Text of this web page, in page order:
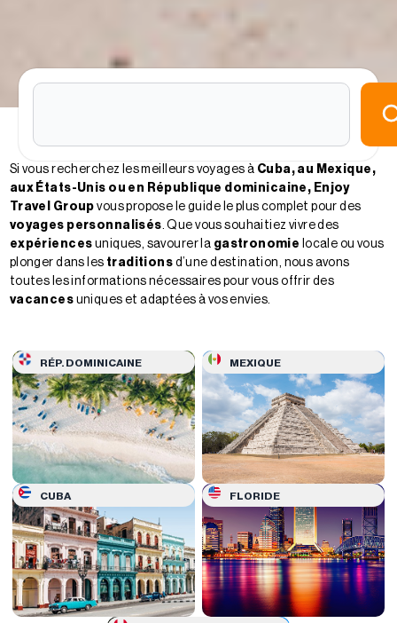
Si vous recherchez les meilleurs voyages à Cuba, au Mexique,
aux États-Unis ou en République dominicaine, Enjoy
Travel Group vous propose le guide le plus complet pour des
voyages personnalisés. Que vous souhaitiez vivre des
expériences uniques, savourer la gastronomie locale ou vous
plonger dans les traditions d’une destination, nous avons
toutes les informations nécessaires pour vous offrir des
vacances uniques et adaptées à vos envies.
RÉP. DOMINICAINE MEXIQUE
CUBA FLORIDE